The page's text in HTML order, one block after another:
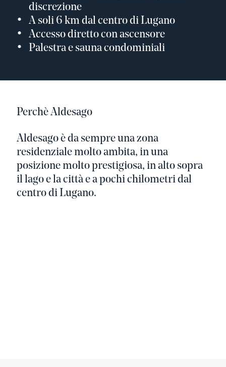
discrezione
A soli 6 km dal centro di Lugano
Accesso diretto con ascensore
Palestra e sauna condominiali
Perchè Aldesago
Aldesago è da sempre una zona
residenziale molto ambita, in una
posizione molto prestigiosa, in alto sopra
il lago e la città e a pochi chilometri dal
centro di Lugano.